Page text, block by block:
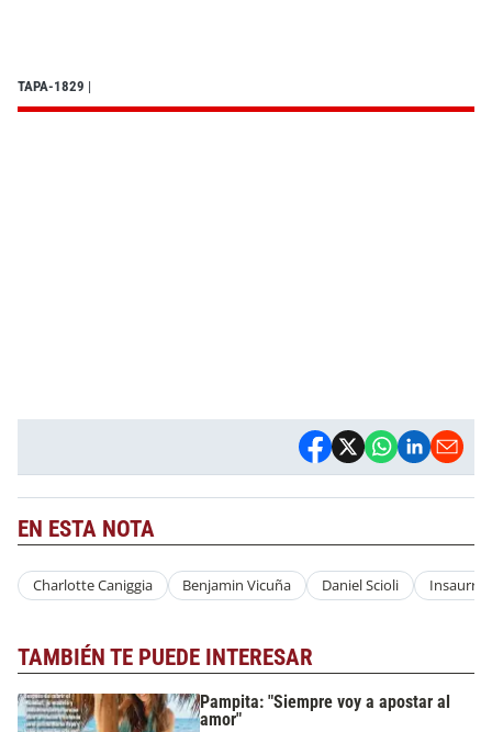
TAPA-1829 |
EN ESTA NOTA
Charlotte Caniggia Benjamin Vicuña Daniel Scioli
TAMBIÉN TE PUEDE INTERESAR
Pampita: "Siempre voy a apostar al
amor"